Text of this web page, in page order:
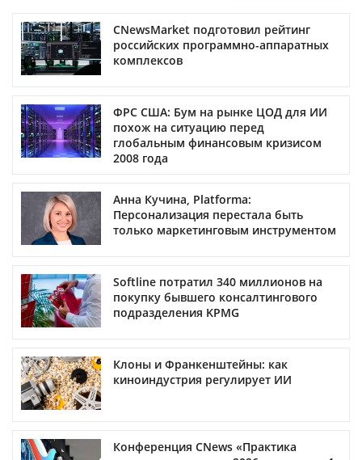
CNewsMarket подготовил рейтинг
российских программно-аппаратных
комплексов
ФРС США: Бум на рынке ЦОД для ИИ
похож на ситуацию перед
глобальным финансовым кризисом
2008 года
Анна Кучина, Platforma:
Персонализация перестала быть
только маркетинговым инструментом
Softline потратил 340 миллионов на
покупку бывшего консалтингового
подразделения KPMG
Клоны и Франкенштейны: как
киноиндустрия регулирует ИИ
Конференция CNews «Практика